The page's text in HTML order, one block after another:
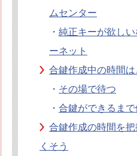
ムセンター
・ 純正キーが欲し
ーネット
合鍵作成中の時間
・ その場で待つ
・ 合鍵ができるま
合鍵作成の時間を
くそう